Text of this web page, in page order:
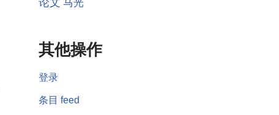
论文 马光
其他操作
登录
条目 feed